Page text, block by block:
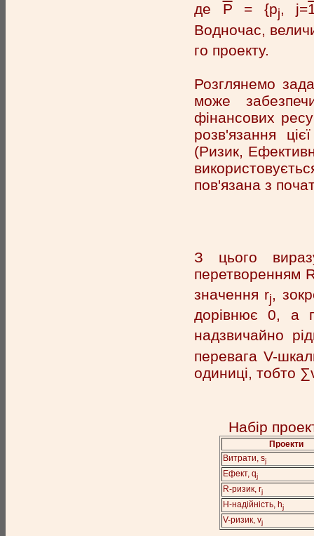
де P = {pj, j=
Водночас,
го проекту.
Розглянемо
може
фінансових
розв'язання
(Ризик,
пов'язана з
З цього
перетворенням
значення rj,
дорівнює 0, а
надзвичайно
перевага V-
одиниці, тобто
Набір
Проекти
Витрати, sj
Ефект, qj
R-ризик, rj
H-надійність, hj
V-ризик, vj